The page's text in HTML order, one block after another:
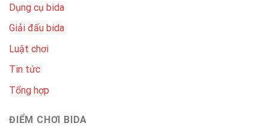
Dụng cụ bida
Giải đấu bida
Luật chơi
Tin tức
Tổng hợp
ĐIỂM CHƠI BIDA